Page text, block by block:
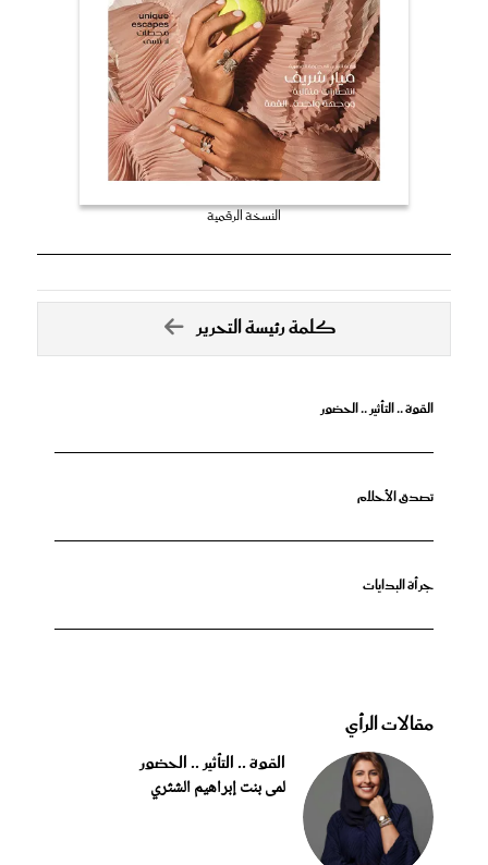
النسخة الرقمية
كلمة رئيسة التحرير
القوة .. التأثير .. الحضور
تصدق الأحلام
جرأة البدايات
مقالات الرأي
القوة .. التأثير .. الحضور
لمى بنت إبراهيم الشثري